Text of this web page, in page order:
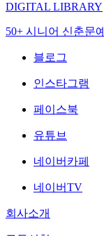
DIGITAL LIBRARY
50+ 시니어 신춘문예
블로그
인스타그램
페이스북
유튜브
네이버카페
네이버TV
회사소개